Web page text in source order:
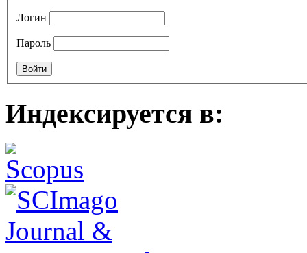
Логин
Пароль
Индексируется в: